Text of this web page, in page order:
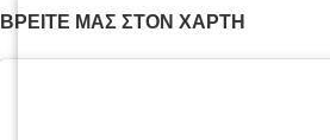
ΒΡΕΊΤΕ ΜΑΣ ΣΤΟΝ ΧΆΡΤΗ